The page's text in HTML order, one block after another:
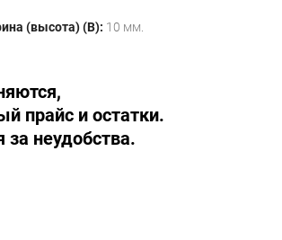
(высота) (B): 10 мм.
прайс и остатки.
за неудобства.